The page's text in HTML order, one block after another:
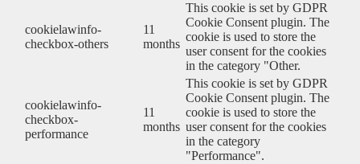
cookielawinfo-
checkbox-others
11
months
This cookie is set by GDPR
Cookie Consent plugin. The
cookie is used to store the
user consent for the cookies
in the category "Other.
cookielawinfo-
checkbox-
performance
11
months
This cookie is set by GDPR
Cookie Consent plugin. The
cookie is used to store the
user consent for the cookies
in the category
"Performance".